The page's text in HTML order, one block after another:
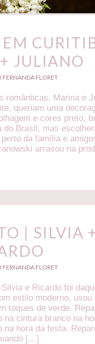
JULIANO
FERNANDA FLORET
românticas, Marina e
queriam uma
e cores preto,
do Brasil, mas
da família e
arrasou na
| SILVIA
FERNANDA FLORET
e Ricardo foi
estilo moderno, usou
toques de verde.
na cintura branco na
na hora da festa.
[…]